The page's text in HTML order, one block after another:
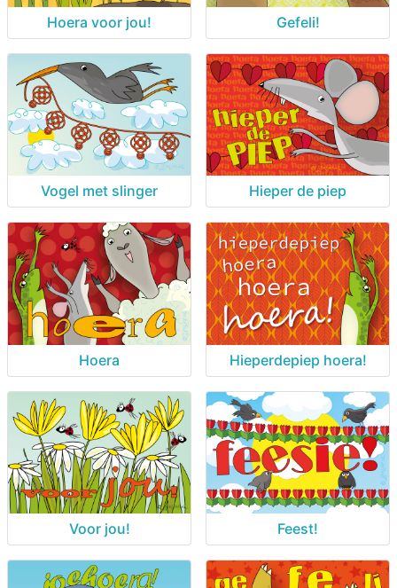
Hoera voor jou! Gefeli!
Vogel met slinger Hieper de piep
Hoera Hieperdepiep hoera!
Voor jou! Feest!